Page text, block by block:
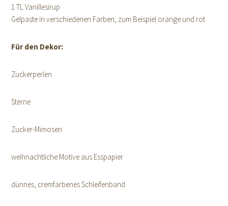
1 TL Vanillesirup
Gelpaste in verschiedenen Farben, zum Beispiel orange und rot
Für den Dekor:
Zuckerperlen
Sterne
Zucker-Mimosen
weihnachtliche Motive aus Esspapier
dünnes, cremfarbenes Schleifenband